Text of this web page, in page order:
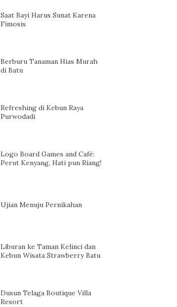
Saat Bayi Harus Sunat Karena
Fimosis
Berburu Tanaman Hias Murah
di Batu
Refreshing di Kebun Raya
Purwodadi
Logo Board Games and Café:
Perut Kenyang, Hati pun Riang!
Ujian Menuju Pernikahan
Liburan ke Taman Kelinci dan
Kebun Wisata Strawberry Batu
Dusun Telaga Boutique Villa
Resort